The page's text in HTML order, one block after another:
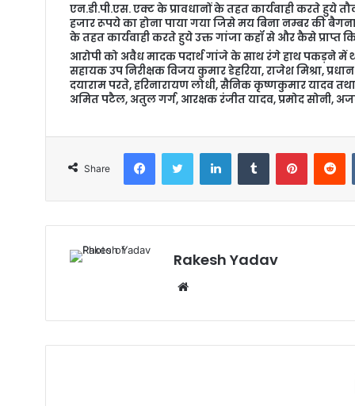
एन.डी.पी.एस. एक्ट के प्रावधानों के तहत कार्यवाही करते
हजार रूपये का होना पाया गया जिसे मय बिना नम्बर की
के तहत कार्यवाही करते हुये उक्त गांजा कहॉ से और कैसे प्राप्त
आरोपी को अवैध मादक पदार्थ गांजे के साथ रंगे हाथ पकड़ने में
सहायक उप निरीक्षक विजय कुमार डेहरिया, राजेश मिश्रा,
दयाराम परते, हरिनारायण लोधी, सैनिक कृष्णकुमार यादव
अमित पटैल, अतुल गर्ग, आरक्षक रंजीत यादव, प्रमोद सोनी,
Share
Rakesh Yadav
b
s